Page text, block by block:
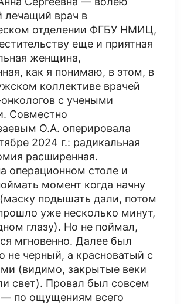
лечащий врач в
отделении ФГБУ НМИЦ,
еще и приятная
женщина,
как я понимаю, в этом, в
коллективе врачей
с учеными
Совместно
О.А. оперировала
2024 г.: радикальная
расширенная.
операционном столе и
момент когда начну
подышать дали, потом
уже несколько минут,
глазу). Но не поймал,
мгновенно. Далее был
не черный, а красноватый с
(видимо, закрытые веки
свет). Провал был совсем
— по ощущениям всего